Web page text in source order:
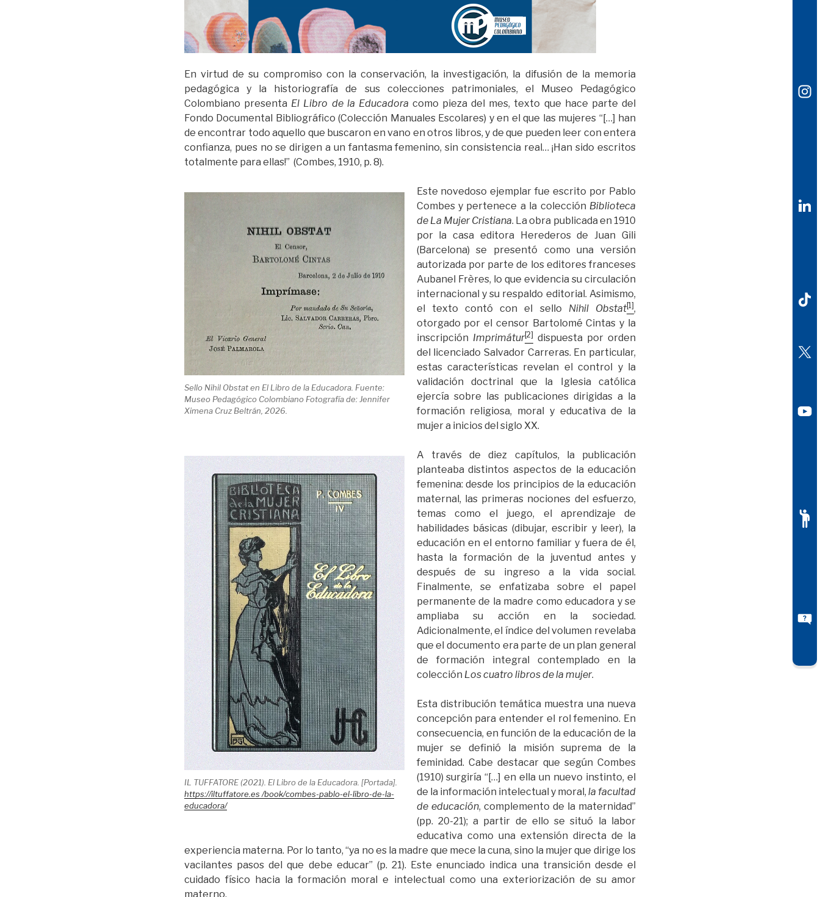
En virtud de su compromiso con la conservación, la investigación, la difusión de la memoria
pedagógica y la historiografía de sus colecciones patrimoniales, el Museo Pedagógico
Colombiano presenta El Libro de la Educadora como pieza del mes, texto que hace parte del
Fondo Documental Bibliográfico (Colección Manuales Escolares) y en el que las mujeres “[…] han
de encontrar todo aquello que buscaron en vano en otros libros, y de que pueden leer con entera
confianza, pues no se dirigen a un fantasma femenino, sin consistencia real… ¡Han sido escritos
totalmente para ellas!” (Combes, 1910, p. 8).
Sello Nihil Obstat en El Libro de la Educadora. Fuente:
Museo Pedagógico Colombiano Fotografía de: Jennifer
Ximena Cruz Beltrán, 2026.
Este novedoso ejemplar fue escrito por Pablo
Combes y pertenece a la colección Biblioteca
de La Mujer Cristiana. La obra publicada en 1910
por la casa editora Herederos de Juan Gili
(Barcelona) se presentó como una versión
autorizada por parte de los editores franceses
Aubanel Frères, lo que evidencia su circulación
internacional y su respaldo editorial. Asimismo,
el texto contó con el sello Nihil Obstat[1],
otorgado por el censor Bartolomé Cintas y la
inscripción Imprimátur[2] dispuesta por orden
del licenciado Salvador Carreras. En particular,
estas características revelan el control y la
validación doctrinal que la Iglesia católica
ejercía sobre las publicaciones dirigidas a la
formación religiosa, moral y educativa de la
mujer a inicios del siglo XX.
IL TUFFATORE (2021). El Libro de la Educadora. [Portada].
https://iltuffatore.es /book/combes-pablo-el-libro-de-la-
educadora/
A través de diez capítulos, la publicación
planteaba distintos aspectos de la educación
femenina: desde los principios de la educación
maternal, las primeras nociones del esfuerzo,
temas como el juego, el aprendizaje de
habilidades básicas (dibujar, escribir y leer), la
educación en el entorno familiar y fuera de él,
hasta la formación de la juventud antes y
después de su ingreso a la vida social.
Finalmente, se enfatizaba sobre el papel
permanente de la madre como educadora y se
ampliaba su acción en la sociedad.
Adicionalmente, el índice del volumen revelaba
que el documento era parte de un plan general
de formación integral contemplado en la
colección Los cuatro libros de la mujer.
Esta distribución temática muestra una nueva
concepción para entender el rol femenino. En
consecuencia, en función de la educación de la
mujer se definió la misión suprema de la
feminidad. Cabe destacar que según Combes
(1910) surgiría “[…] en ella un nuevo instinto, el
de la información intelectual y moral, la facultad
de educación, complemento de la maternidad”
(pp. 20-21); a partir de ello se situó la labor
educativa como una extensión directa de la
experiencia materna. Por lo tanto, “ya no es la madre que mece la cuna, sino la mujer que dirige los
vacilantes pasos del que debe educar” (p. 21). Este enunciado indica una transición desde el
cuidado físico hacia la formación moral e intelectual como una exteriorización de su amor
materno.